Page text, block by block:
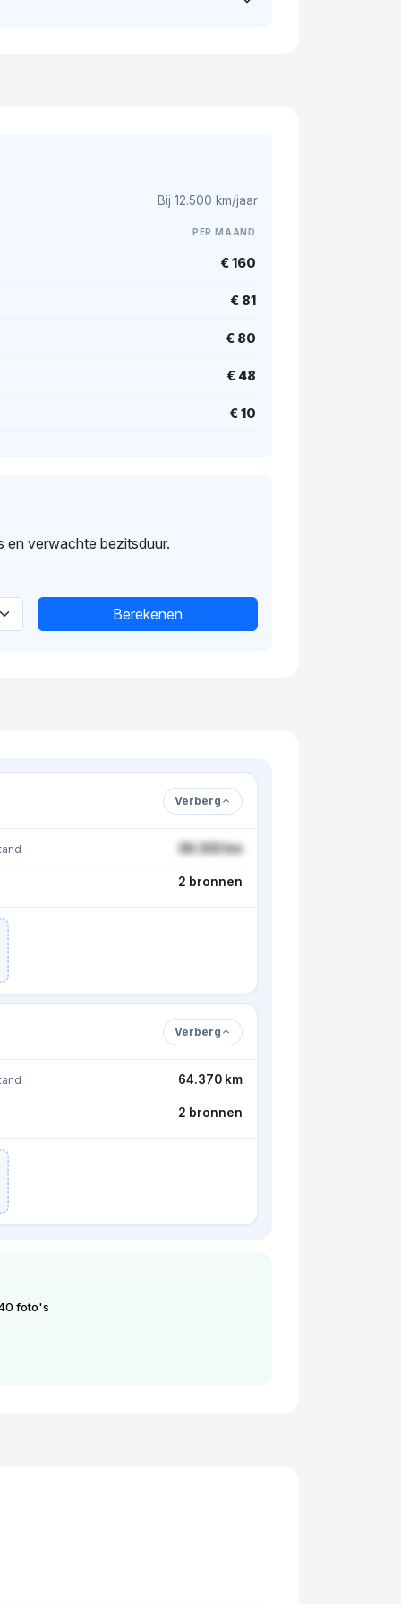
Bij 12.500 km/jaar
PER MAAND
€ 160
€ 81
€ 80
€ 48
€ 10
en verwachte bezitsduur.
Berekenen
Verberg
86.500 km
2 bronnen
Verberg
64.370 km
2 bronnen
foto's